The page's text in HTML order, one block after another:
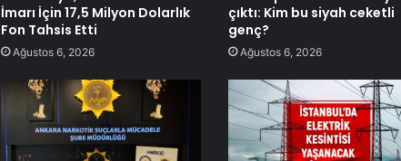
İmarı İçin 17,5 Milyon Dolarlık
Fon Tahsis Etti
Ağustos 6, 2026
çıktı: Kim bu siyah ceketli
genç?
Ağustos 6, 2026